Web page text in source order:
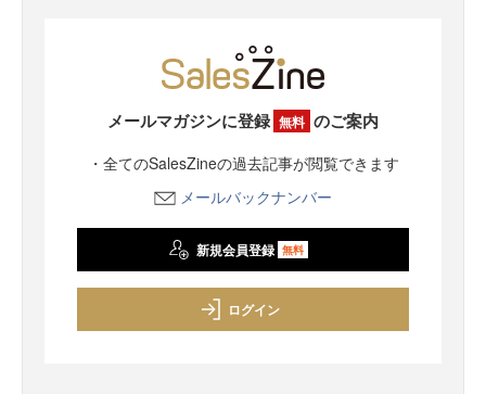
メールマガジンに登録 無料 のご案内
・全てのSalesZineの過去記事が閲覧できます
メールバックナンバー
新規会員登録 無料
ログイン